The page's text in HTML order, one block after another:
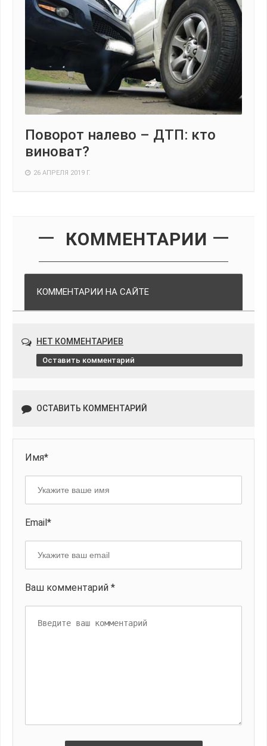
Поворот налево – ДТП: кто
виноват?
26 АПРЕЛЯ 2019 Г.
КОММЕНТАРИИ
КОММЕНТАРИИ НА САЙТЕ
НЕТ КОММЕНТАРИЕВ
Оставить комментарий
ОСТАВИТЬ КОММЕНТАРИЙ
Имя*
Email*
Ваш комментарий *